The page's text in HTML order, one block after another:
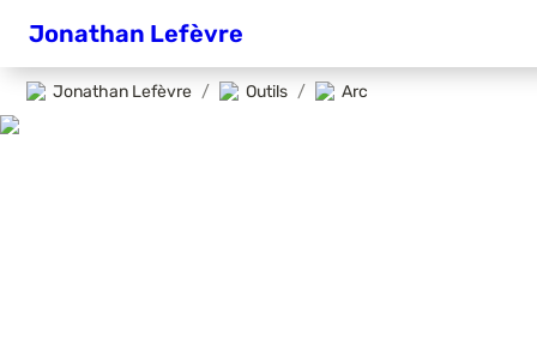
Jonathan Lefèvre
Jonathan Lefèvre / Outils / Arc